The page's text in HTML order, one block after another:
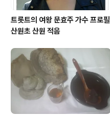
트롯트의 여왕 문효주 가수 프로필
산원초 산원 적음